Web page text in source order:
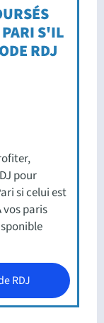
PARI S'IL
RDJ
pour
si celui est
paris
RDJ